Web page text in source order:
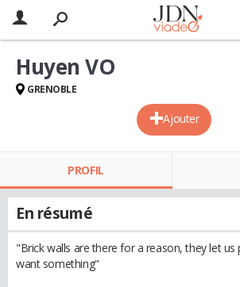
Ajouter
Huyen VO
GRENOBLE
PROFIL
En résumé
"Brick walls are there for a reason, they let
want something"